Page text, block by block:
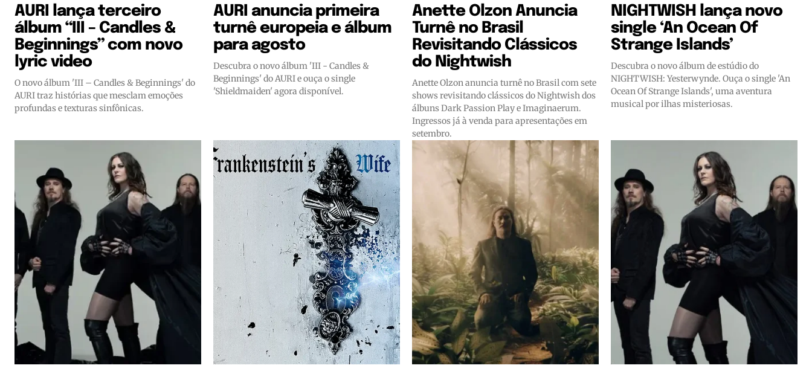
AURI lança terceiro
álbum “III – Candles &
Beginnings” com novo
lyric video
O novo álbum 'III – Candles & Beginnings' do
AURI traz histórias que mesclam emoções
profundas e texturas sinfônicas.
AURI anuncia primeira
turnê europeia e álbum
para agosto
Descubra o novo álbum 'III - Candles &
Beginnings' do AURI e ouça o single
'Shieldmaiden' agora disponível.
Anette Olzon Anuncia
Turnê no Brasil
Revisitando Clássicos
do Nightwish
Anette Olzon anuncia turnê no Brasil com sete
shows revisitando clássicos do Nightwish dos
álbuns Dark Passion Play e Imaginaerum.
Ingressos já à venda para apresentações em
setembro.
NIGHTWISH lança novo
single ‘An Ocean Of
Strange Islands’
Descubra o novo álbum de estúdio do
NIGHTWISH: Yesterwynde. Ouça o single 'An
Ocean Of Strange Islands', uma aventura
musical por ilhas misteriosas.